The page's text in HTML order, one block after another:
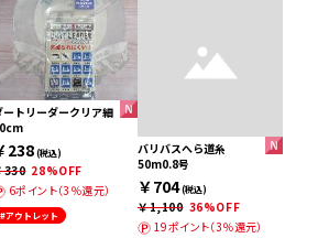
ートリーダークリア細
238(税込)
330 28%OFF
6ポイント（3％還元）
#アウトレット
バリバスへら道糸
50m0.8号
￥704(税込)
￥1,100 36%OFF
19ポイント（3％還元）